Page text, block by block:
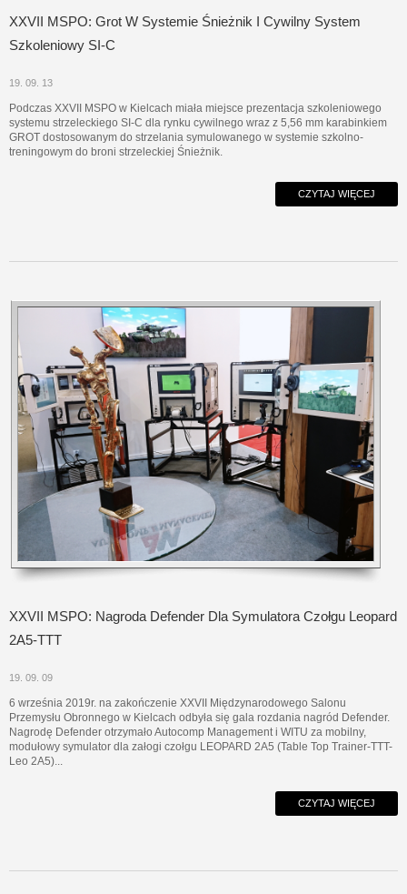
XXVII MSPO: Grot W Systemie Śnieżnik I Cywilny System
Szkoleniowy SI-C
19. 09. 13
Podczas XXVII MSPO w Kielcach miała miejsce prezentacja szkoleniowego
systemu strzeleckiego SI-C dla rynku cywilnego wraz z 5,56 mm karabinkiem
GROT dostosowanym do strzelania symulowanego w systemie szkolno-
treningowym do broni strzeleckiej Śnieżnik.
CZYTAJ WIĘCEJ
XXVII MSPO: Nagroda Defender Dla Symulatora Czołgu Leopard
2A5-TTT
19. 09. 09
6 września 2019r. na zakończenie XXVII Międzynarodowego Salonu
Przemysłu Obronnego w Kielcach odbyła się gala rozdania nagród Defender.
Nagrodę Defender otrzymało Autocomp Management i WITU za mobilny,
modułowy symulator dla załogi czołgu LEOPARD 2A5 (Table Top Trainer-TTT-
Leo 2A5)...
CZYTAJ WIĘCEJ